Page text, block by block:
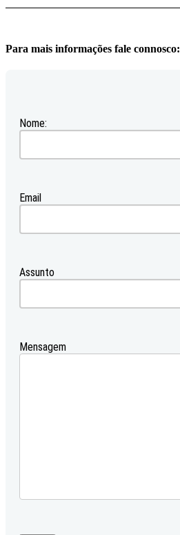
Para mais informações fale connosco:
Nome:
Email
Assunto
Mensagem